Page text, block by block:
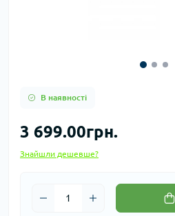
В наявності
3 699.00грн.
Знайшли дешевше?